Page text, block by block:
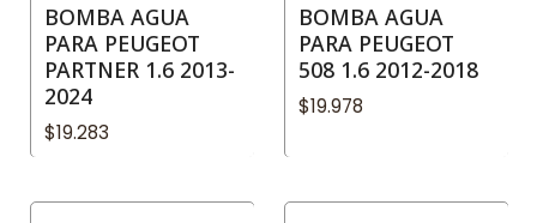
BOMBA AGUA
PARA PEUGEOT
PARTNER 1.6 2013-
2024
$19.283
BOMBA AGUA
PARA PEUGEOT
508 1.6 2012-2018
$19.978